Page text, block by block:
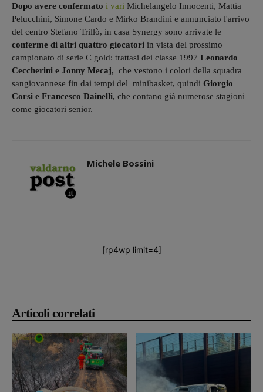
Articoli correlati
Dopo avere confermato i vari Michelangelo Innocenti, Mattia
Pelucchini, Simone Cardo e Mirko Brandini e annunciato l'arrivo
del centro Stefano Trillò, in casa Synergy sono arrivate le
conferme di altri quattro giocatori in vista del prossimo
campionato di serie C gold: trattasi dei classe 1997 Leonardo
Ceccherini e Jonny Mecaj, che vestono i colori della squadra
sangiovannese fin dai tempi del minibasket, quindi Giorgio
Corsi e Francesco Dainelli, che contano già numerose stagioni
come giocatori senior.
Michele Bossini
[rp4wp limit=4]